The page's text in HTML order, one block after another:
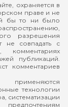
охраняется в
праве и не
бы то ни было
разрешения
не совпадать с
публикаций.
комментариев
технологии
систематизации